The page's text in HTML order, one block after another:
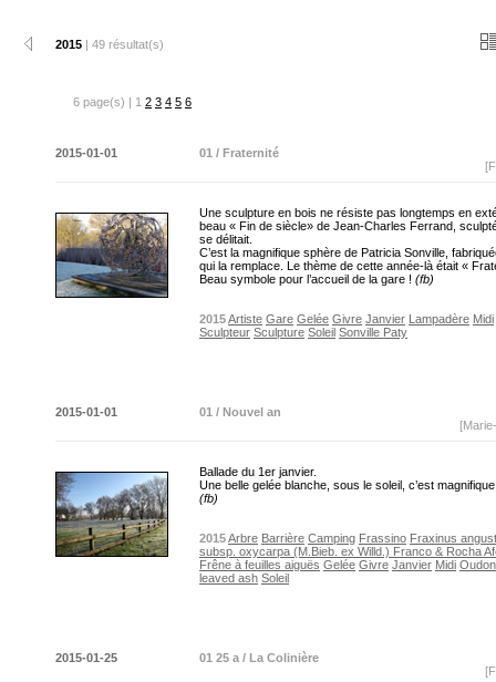
2015 | 49 résultat(s)
6 page(s) | 1 2 3 4 5 6
2015-01-01
01 / Fraternité
Une sculpture en bois ne résiste pas longtemps en
beau « Fin de siècle» de Jean-Charles Ferrand,
se délitait.
C’est la magnifique sphère de Patricia Sonville,
qui la remplace. Le thème de cette année-là était «
Beau symbole pour l’accueil de la gare ! (fb)
2015Artiste Gare Gelée Givre Janvier Lampadère Midi
Sculpteur Sculpture Soleil Sonville Paty
2015-01-01
01 / Nouvel an
Ballade du 1er janvier.
Une belle gelée blanche, sous le soleil, c’est
(fb)
2015Arbre Barrière Camping Frassino Fraxinus
subsp. oxycarpa (M.Bieb. ex Willd.) Franco & Rocha
Frêne à feuilles aiguës Gelée Givre Janvier Midi Oudon
leaved ash Soleil
2015-01-25
01 25 a / La Colinière